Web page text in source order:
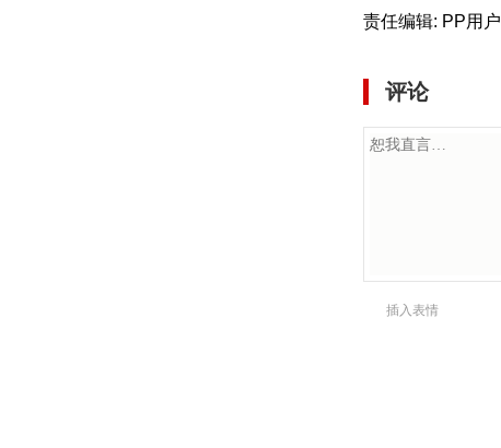
责任编辑: PP用户
评论
插入表情